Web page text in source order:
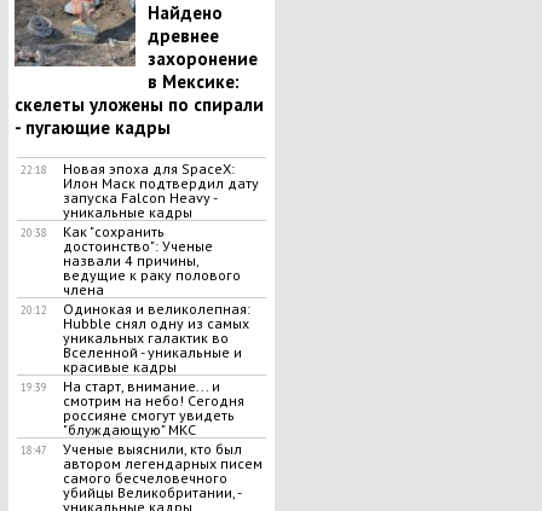
Найдено
древнее
захоронение
в Мексике:
скелеты уложены по спирали
- пугающие кадры
22:18
Новая эпоха для SpaceX:
Илон Маск подтвердил дату
запуска Falcon Heavy -
уникальные кадры
20:38
Как "сохранить
достоинство": Ученые
назвали 4 причины,
ведущие к раку полового
члена
20:12
Одинокая и великолепная:
Hubble снял одну из самых
уникальных галактик во
Вселенной - уникальные и
красивые кадры
19:39
На старт, внимание... и
смотрим на небо! Сегодня
россияне смогут увидеть
"блуждающую" МКС
18:47
Ученые выяснили, кто был
автором легендарных писем
самого бесчеловечного
убийцы Великобритании, -
уникальные кадры